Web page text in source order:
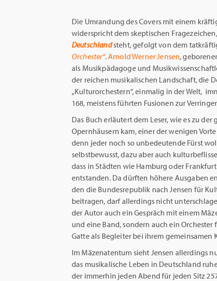
Die Umrandung des Covers mit einem
widerspricht dem skeptischen
Deutschlandsteht, gefolgt von dem
Orchester“.Arnold Werner Jensen,
als Musikpädagoge und
der reichen musikalischen Landschaft, die
„Kulturorchestern“, einmalig in der Welt,
168, meistens führten Fusionen zur
Das Buch erläutert dem Leser, wie es zu
Opernhäusern kam, einer der wenigen
denn jeder noch so unbedeutende Fürst
selbstbewusst, dazu aber auch
dass in Städten wie Hamburg oder
entstanden. Da dürften höhere Ausgaben
den die Bundesrepublik nach Jensen für
beitragen, darf allerdings nicht
der Autor auch ein Gespräch mit einem
und eine Band, sondern auch ein
Gatte als Begleiter bei ihrem gemeinsamen
Im Mäzenatentum sieht Jensen allerdings
das musikalische Leben in Deutschland
der immerhin jeden Abend für jeden Sitz